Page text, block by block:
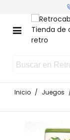
Inicio / Juegos